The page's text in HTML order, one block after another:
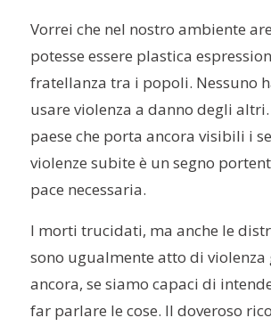
Vorrei che nel nostro ambiente
potesse essere plastica
fratellanza tra i popoli. Nessuno
usare violenza a danno degli
paese che porta ancora visibili i
violenze subite è un segno
pace necessaria.
I morti trucidati, ma anche le
sono ugualmente atto di violenza
ancora, se siamo capaci di
far parlare le cose. Il doveroso